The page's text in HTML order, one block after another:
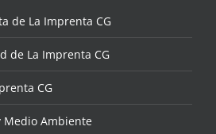
de La Imprenta CG
de La Imprenta CG
CG
Medio Ambiente